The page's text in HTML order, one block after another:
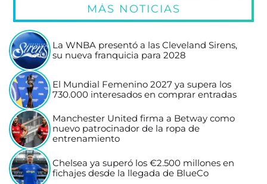
MÁS NOTICIAS
La WNBA presentó a las Cleveland Sirens,
su nueva franquicia para 2028
El Mundial Femenino 2027 ya supera los
730.000 interesados en comprar entradas
Manchester United firma a Betway como
nuevo patrocinador de la ropa de
entrenamiento
Chelsea ya superó los €2.500 millones en
fichajes desde la llegada de BlueCo